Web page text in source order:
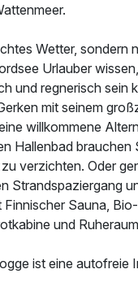
Wetter, sondern
Urlauber
und regnerisch sein
mit seinem
willkommene
Hallenbad brauchen
verzichten. Oder
Strandspaziergang
Finnischer Sauna,
und
ist eine autofreie